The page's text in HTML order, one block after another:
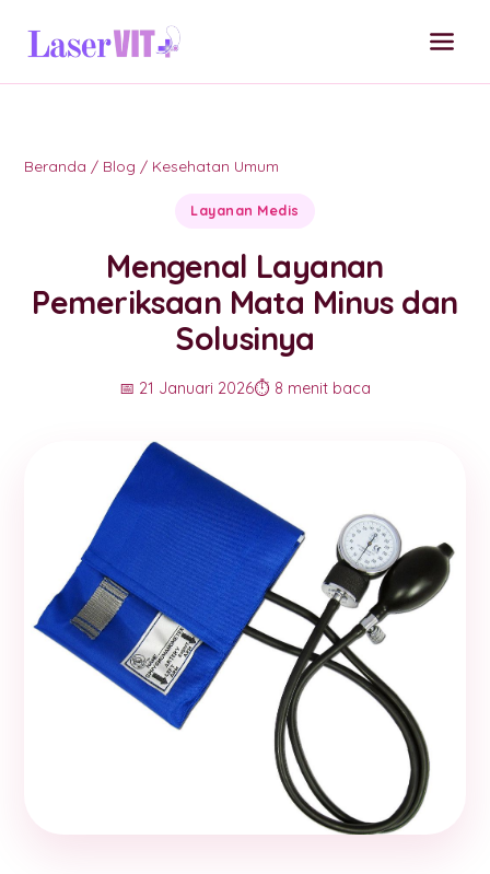
Beranda / Blog / Kesehatan Umum
Layanan Medis
Mengenal Layanan
Pemeriksaan Mata Minus dan
Solusinya
📅 21 Januari 2026⏱️ 8 menit baca